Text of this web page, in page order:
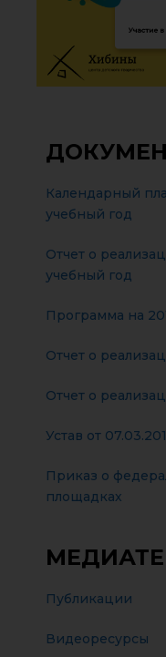
Календарный
учебный год
Отчет о
учебный год
Программа на
Отчет о
Отчет о
Устав от
Приказ о
площадках
Публикации
Видеоресурсы